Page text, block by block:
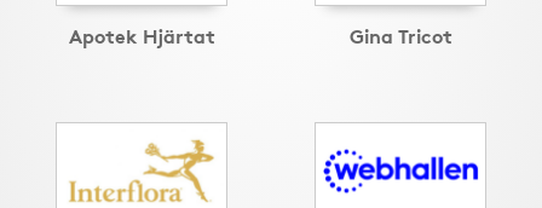
Apotek Hjärtat Gina Tricot